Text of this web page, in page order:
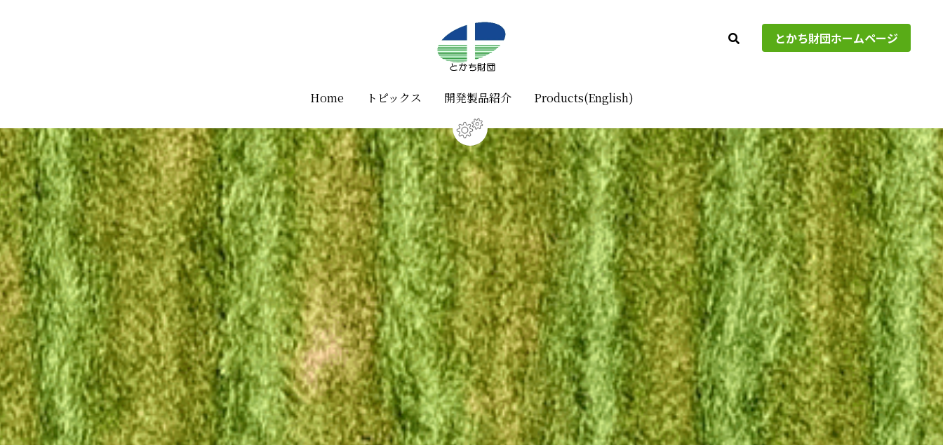
Home トピックス 開発製品紹介 Products(English)
とかち財団ホームページ
Home トピックス 開発製品紹介 Products(English)
とかち財団ホームページ